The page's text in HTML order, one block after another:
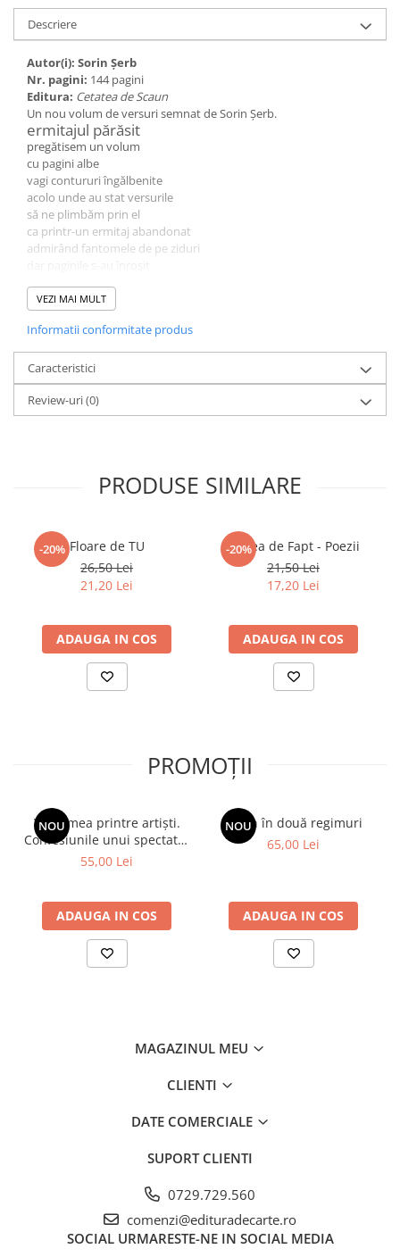
Descriere
Autor(i): Sorin Șerb
Nr. pagini: 144 pagini
Editura: Cetatea de Scaun
Un nou volum de versuri semnat de Sorin Șerb.
ermitajul părăsit
pregătisem un volum
cu pagini albe
vagi contururi îngălbenite
acolo unde au stat versurile
să ne plimbăm prin el
ca printr-un ermitaj abandonat
admirând fantomele de pe ziduri
cerul s-a înroșit
cineva se întrupa acolo
se ridica prin pagină
nicio pagină în plus
nu-l oprea
uite aici pot aici
să-i citesc ridurile
apasă cu fața
VEZI MAI MULT
Informatii conformitate produs
Caracteristici
Review-uri(0)
PRODUSE SIMILARE
-20% Floare de TU
26,50 Lei
21,20 Lei
ADAUGA IN COS
-20%
Starea de Fapt - Poezii
21,50 Lei
17,20 Lei
ADAUGA IN COS
PROMOȚII
NOU
Viața mea printre artiști.
Confesiunile unui spectator
fidel
55,00 Lei
ADAUGA IN COS
NOU
Spion în două regimuri
65,00 Lei
ADAUGA IN COS
MAGAZINUL MEU
CLIENTI
DATE COMERCIALE
SUPORT CLIENTI
0729.729.560
comenzi@edituradecarte.ro
SOCIAL URMARESTE-NE IN SOCIAL MEDIA